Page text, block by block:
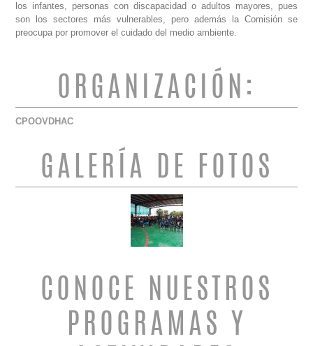
los infantes, personas con discapacidad o adultos mayores, pues
son los sectores más vulnerables, pero además la Comisión se
preocupa por promover el cuidado del medio ambiente.
ORGANIZACIÓN:
CPOOVDHAC
GALERÍA DE FOTOS
CONOCE NUESTROS
PROGRAMAS Y